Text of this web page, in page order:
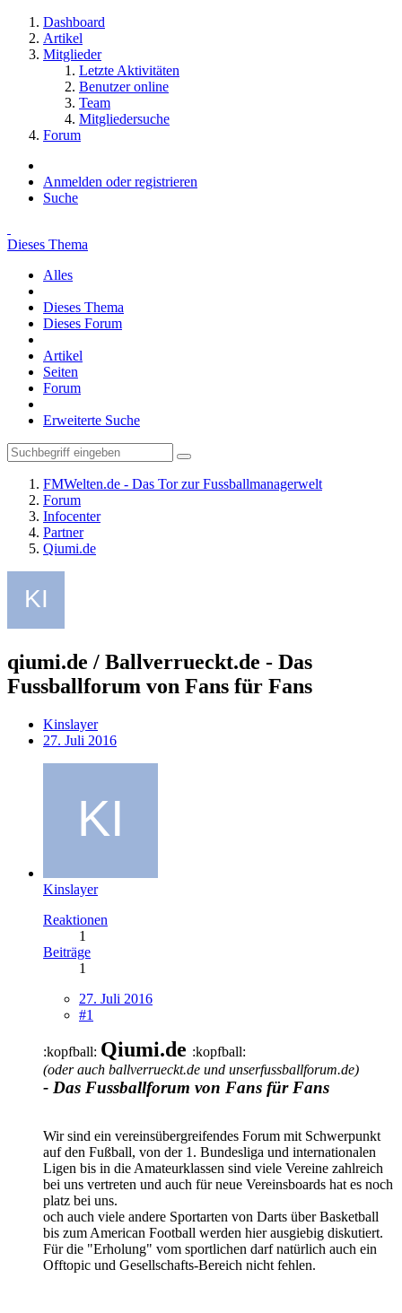
Dashboard
Artikel
Mitglieder
Letzte Aktivitäten
Benutzer online
Team
Mitgliedersuche
Forum
Anmelden oder registrieren
Suche
Dieses Thema
Alles
Dieses Thema
Dieses Forum
Artikel
Seiten
Forum
Erweiterte Suche
FMWelten.de - Das Tor zur Fussballmanagerwelt
Forum
Infocenter
Partner
Qiumi.de
qiumi.de / Ballverrueckt.de - Das
Fussballforum von Fans für Fans
Kinslayer
27. Juli 2016
Kinslayer
Reaktionen
1
Beiträge
1
27. Juli 2016
#1
:kopfball: Qiumi.de :kopfball:
(oder auch ballverrueckt.de und unserfussballforum.de)
- Das Fussballforum von Fans für Fans
Wir sind ein vereinsübergreifendes Forum mit Schwerpunkt
auf den Fußball, von der 1. Bundesliga und internationalen
Ligen bis in die Amateurklassen sind viele Vereine zahlreich
bei uns vertreten und auch für neue Vereinsboards hat es noch
platz bei uns.
och auch viele andere Sportarten von Darts über Basketball
bis zum American Football werden hier ausgiebig diskutiert.
Für die "Erholung" vom sportlichen darf natürlich auch ein
Offtopic und Gesellschafts-Bereich nicht fehlen.